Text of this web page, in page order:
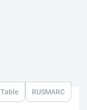
Table RUSMARC